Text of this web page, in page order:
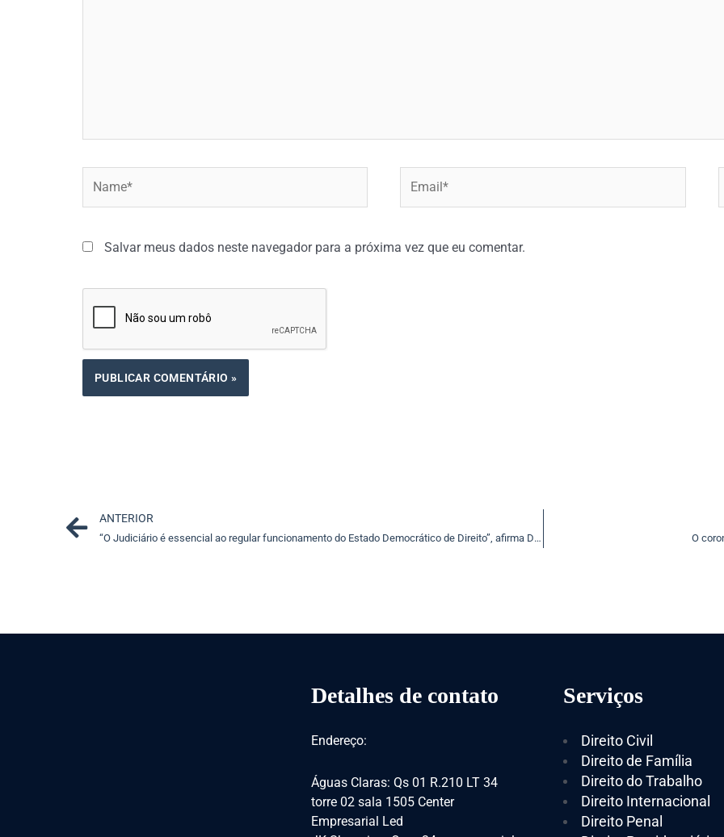
Salvar meus dados neste navegador para a próxima vez que eu comentar.
Prev
ANTERIOR
“O Judiciário é essencial ao regular funcionamento do Estado Democrático de Direito”, afirma Dias Toffoli O
Detalhes de contato
Endereço:
Águas Claras: Qs 01 R.210 LT 34
torre 02 sala 1505 Center
Empresarial Led
Serviços
Direito Civil
Direito de Família
Direito do Trabalho
Direito Internacional
Direito Penal